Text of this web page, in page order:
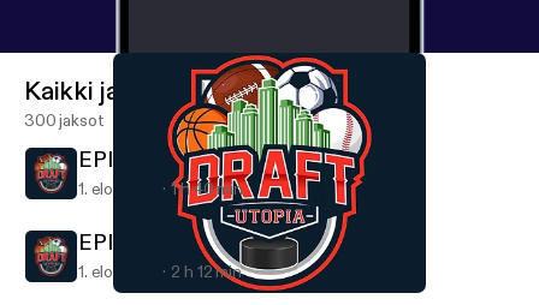
Kaikki jaksot
300 jaksot
EPISODE 1001 Draft Utopia 6 Pack
1. elo 2026 1 h 40 min
EPISODE 1001 Draft Utopia 6 Pack
1. elo 2026 2 h 12 min